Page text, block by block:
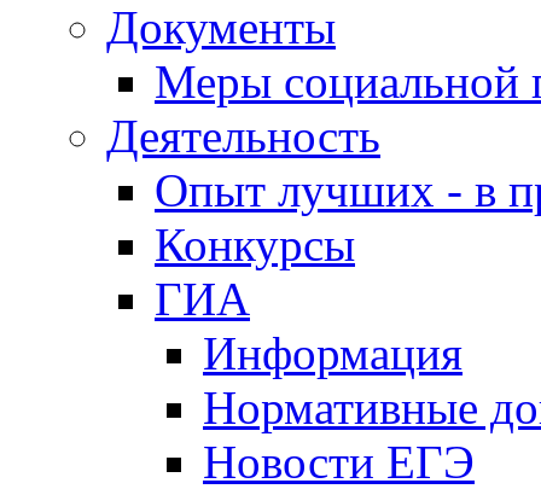
Документы
Меры социальной
Деятельность
Опыт лучших - в
Конкурсы
ГИА
Информация
Нормативные
Новости ЕГЭ